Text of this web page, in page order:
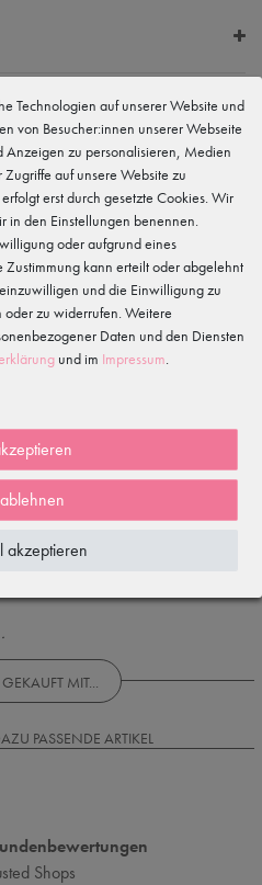
MIT...
PASSENDE ARTIKEL
Shops
Technologien auf unserer Website und
von Besucher:innen unserer Webseite
Anzeigen zu personalisieren, Medien
auf unsere Website zu
erst durch gesetzte Cookies. Wir
in den Einstellungen benennen.
oder aufgrund eines
Zustimmung kann erteilt oder abgelehnt
und die Einwilligung zu
zu widerrufen. Weitere
Daten und den Diensten
und im Impressum.
akzeptieren